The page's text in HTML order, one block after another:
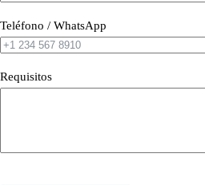
Teléfono / WhatsApp
Requisitos